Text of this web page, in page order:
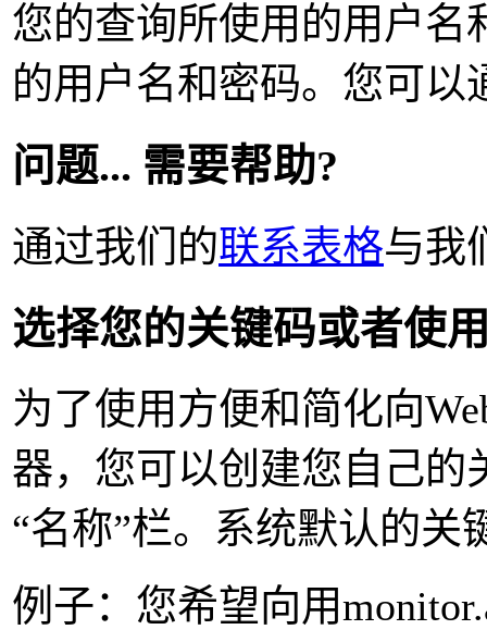
您的查询所使用的用户名
的用户名和密码。您可以
问题... 需要帮助?
通过我们的联系表格与我
选择您的关键码或者使
为了使用方便和简化向
器，您可以创建您自己的
“名称”栏。系统默认的
例子：您希望向用